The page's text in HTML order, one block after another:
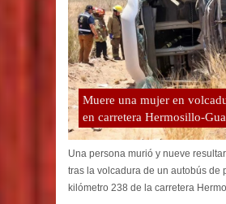
Muere una mujer en
en carretera Hermosillo-
Una persona murió y nueve
tras la volcadura de un autobús de
kilómetro 238 de la carretera